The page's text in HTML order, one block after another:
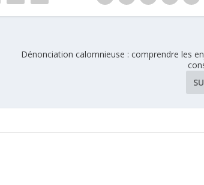
Dénonciation calomnieuse : comprendre les